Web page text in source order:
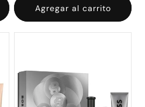
Agregar al carrito